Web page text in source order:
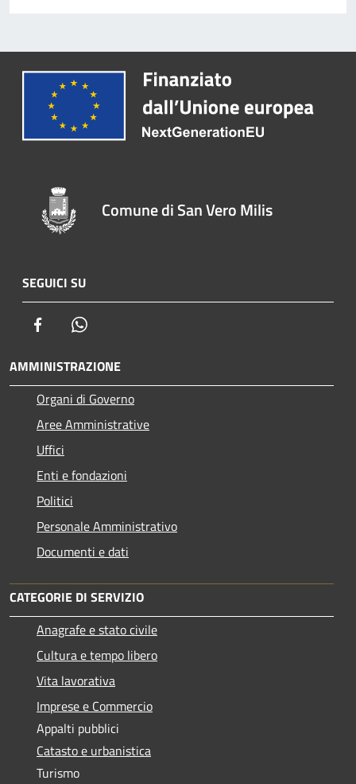
Comune di San Vero Milis
SEGUICI SU
Facebook
AMMINISTRAZIONE
Organi di Governo
Aree Amministrative
Uffici
Enti e fondazioni
Politici
Personale Amministrativo
Documenti e dati
CATEGORIE DI SERVIZIO
Anagrafe e stato civile
Cultura e tempo libero
Vita lavorativa
Imprese e Commercio
Appalti pubblici
Catasto e urbanistica
Turismo